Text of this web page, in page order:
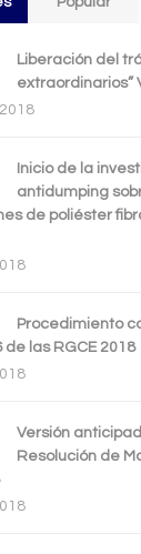
Liberación del
extraordinarios”
Inicio de la
antidumping
de poliéster
Procedimiento
de las RGCE 2018
Versión
Resolución de